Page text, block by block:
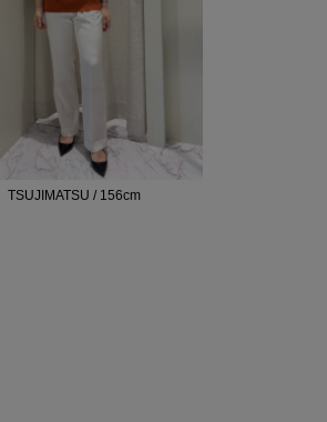
TSUJIMATSU / 156cm